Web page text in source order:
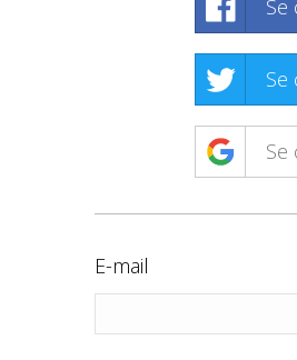
Se
Se
Se
E-mail